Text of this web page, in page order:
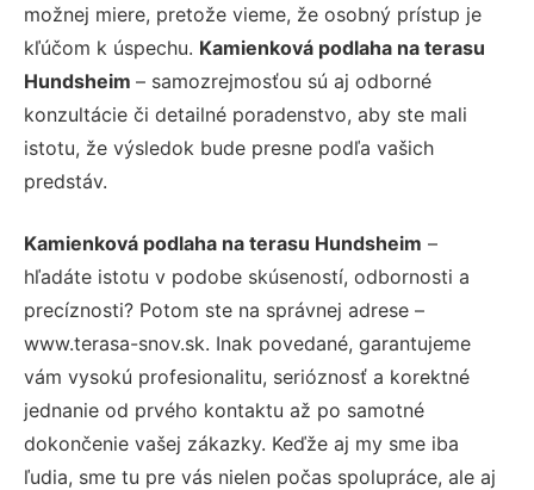
možnej miere, pretože vieme, že osobný prístup je
kľúčom k úspechu. Kamienková podlaha na terasu
Hundsheim – samozrejmosťou sú aj odborné
konzultácie či detailné poradenstvo, aby ste mali
istotu, že výsledok bude presne podľa vašich
predstáv.
Kamienková podlaha na terasu Hundsheim –
hľadáte istotu v podobe skúseností, odbornosti a
precíznosti? Potom ste na správnej adrese –
www.terasa-snov.sk. Inak povedané, garantujeme
vám vysokú profesionalitu, serióznosť a korektné
jednanie od prvého kontaktu až po samotné
dokončenie vašej zákazky. Keďže aj my sme iba
ľudia, sme tu pre vás nielen počas spolupráce, ale aj